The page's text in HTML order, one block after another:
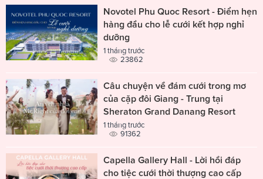
Novotel Phu Quoc Resort - Điểm hẹn
hàng đầu cho lễ cưới kết hợp nghỉ
dưỡng
1 tháng trước
23862
Câu chuyện về đám cưới trong mơ
của cặp đôi Giang - Trung tại
Sheraton Grand Danang Resort
1 tháng trước
91362
Capella Gallery Hall - Lời hồi đáp
cho tiệc cưới thời thượng cao cấp